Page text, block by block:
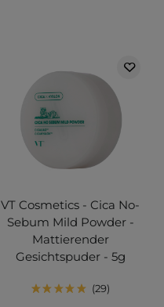
VT Cosmetics - Cica No-
Sebum Mild Powder -
Mattierender
Gesichtspuder - 5g
29